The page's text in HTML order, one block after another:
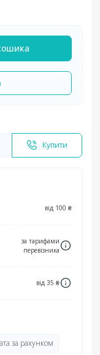
Купити
від 100 ₴
за тарифами
перевізника
від 35 ₴
за рахунком